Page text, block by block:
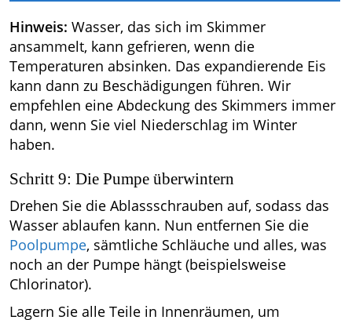
Hinweis: Wasser, das sich im Skimmer
ansammelt, kann gefrieren, wenn die
Temperaturen absinken. Das expandierende Eis
kann dann zu Beschädigungen führen. Wir
empfehlen eine Abdeckung des Skimmers immer
dann, wenn Sie viel Niederschlag im Winter
haben.
Schritt 9: Die Pumpe überwintern
Drehen Sie die Ablassschrauben auf, sodass das
Wasser ablaufen kann. Nun entfernen Sie die
Poolpumpe, sämtliche Schläuche und alles, was
noch an der Pumpe hängt (beispielsweise
Chlorinator).
Lagern Sie alle Teile in Innenräumen, um